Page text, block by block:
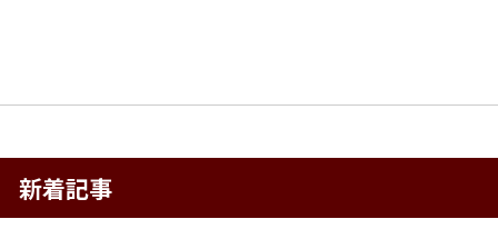
新着記事